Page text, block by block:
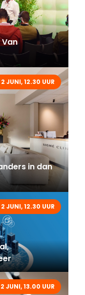
JUNI, 12.30 UUR
in dan
JUNI, 12.30 UUR
JUNI, 13.00 UUR